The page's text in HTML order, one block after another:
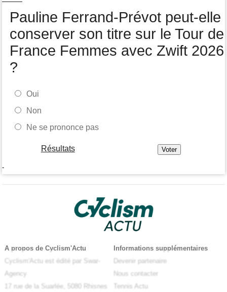
Pauline Ferrand-Prévot peut-elle
conserver son titre sur le Tour de
France Femmes avec Zwift 2026
?
Oui
Non
Ne se prononce pas
Résultats
-
A propos de Cyclism'Actu
Cyclism'Actu est édité par Swar-
Agency
17 rue de la Suarlée, 5080 Rhisnes
Informations supplémentaires
Devenir partenaire
Nous contacter
Tennis Actu